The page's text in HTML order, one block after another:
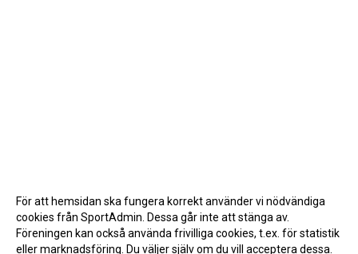
För att hemsidan ska fungera korrekt använder vi nödvändiga
cookies från SportAdmin. Dessa går inte att stänga av.
Föreningen kan också använda frivilliga cookies, t.ex. för statistik
eller marknadsföring. Du väljer själv om du vill acceptera dessa.